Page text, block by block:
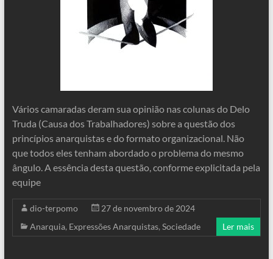
Vários camaradas deram sua opinião nas colunas do Delo
Truda (Causa dos Trabalhadores) sobre a questão dos
princípios anarquistas e do formato organizacional. Não
que todos eles tenham abordado o problema do mesmo
ângulo. A essência desta questão, conforme explicitada pela
equipe
dio-terpomo
27 de novembro de 2024
Anarquia, Expressões Anarquistas, Sociedade Ler mais